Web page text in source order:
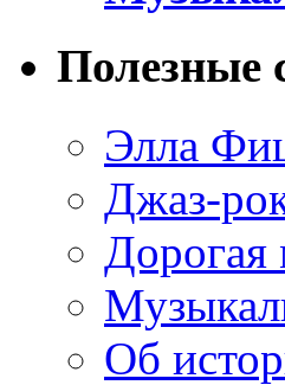
Полезные
Элла
Джаз-
Дорогая
Об